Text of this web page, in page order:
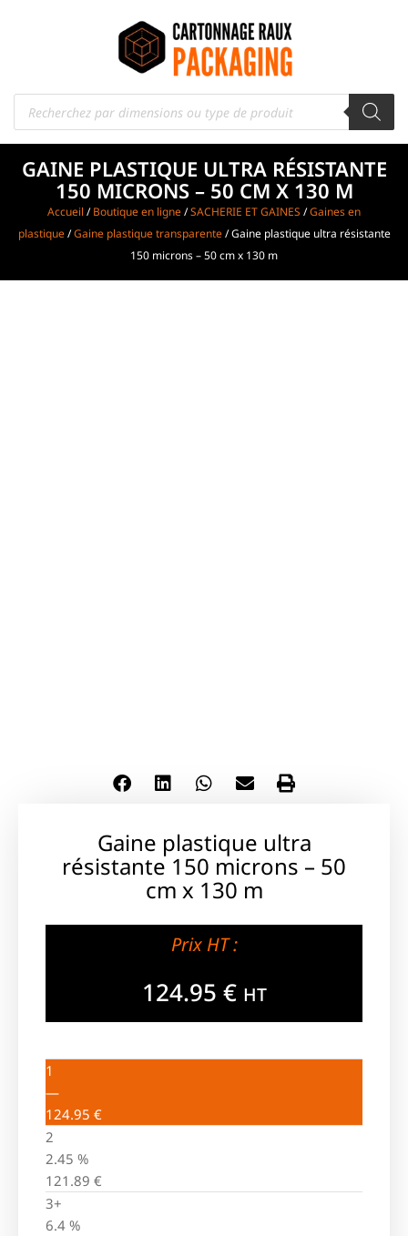
GAINE PLASTIQUE ULTRA RÉSISTANTE
150 MICRONS – 50 CM X 130 M
Accueil /Boutique en ligne/SACHERIE ET GAINES /Gaines en
plastique/Gaine plastique transparente/ Gaine plastique ultra résistante
150 microns – 50 cm x 130 m
Gaine plastique ultra
résistante 150 microns – 50
cm x 130 m
Prix HT :
124.95 € HT
1
—
124.95 €
2
2.45 %
121.89 €
3+
6.4 %